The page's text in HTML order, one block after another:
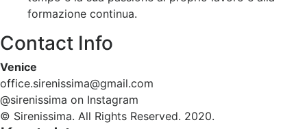
formazione continua.
Contact Info
Venice
office.sirenissima@gmail.com
@sirenissima on Instagram
© Sirenissima. All Rights Reserved. 2020.